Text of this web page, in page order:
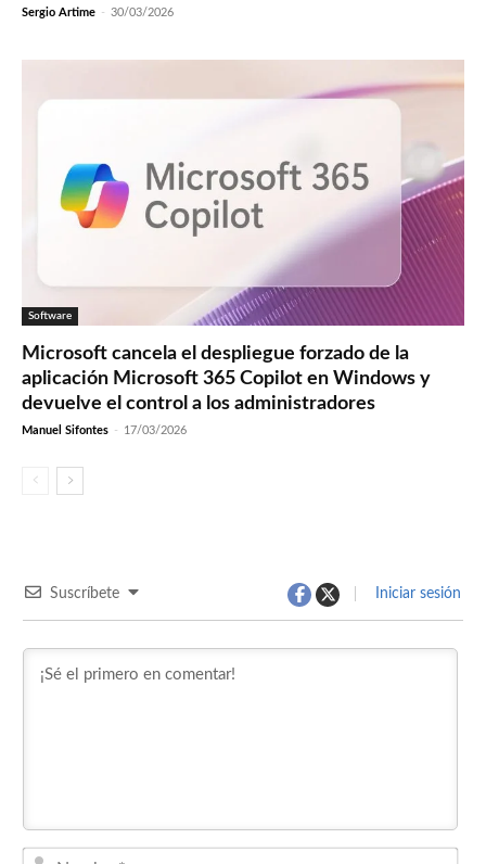
Sergio Artime - 30/03/2026
Software
Microsoft cancela el despliegue forzado de la
aplicación Microsoft 365 Copilot en Windows y
devuelve el control a los administradores
Manuel Sifontes - 17/03/2026
Suscríbete Iniciar sesión